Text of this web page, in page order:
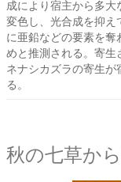
成により宿主から多大
変色し、光合成を抑え
に亜鉛などの要素を奪
めと推測される。寄生
ネナシカズラの寄生
る。
秋の七草か